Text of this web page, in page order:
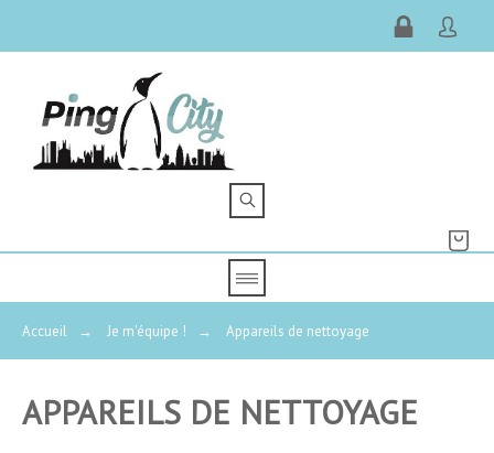
Accueil → Je m'équipe ! → Appareils de nettoyage
APPAREILS DE NETTOYAGE